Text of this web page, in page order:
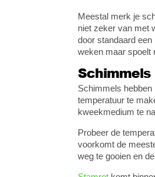
Meestal merk je
niet zeker van met
door standaard
weken maar spoelt
Schimmels
Schimmels hebben
temperatuur te
kweekmedium te
Probeer de
voorkomt de
weg te gooien en